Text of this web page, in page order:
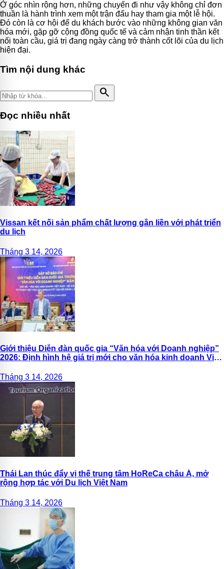
Ở góc nhìn rộng hơn, những chuyến đi như vậy không chỉ đơn
thuần là hành trình xem một trận đấu hay tham gia một lễ hội.
Đó còn là cơ hội để du khách bước vào những không gian văn
hóa mới, gặp gỡ cộng đồng quốc tế và cảm nhận tinh thần kết
nối toàn cầu, giá trị đang ngày càng trở thành cốt lõi của du lịch
hiện đại.
Tìm nội dung khác
search
Đọc nhiều nhất
Vissan kết nối sản phẩm chất lượng gắn liền với phát triển
du lịch
Tháng 3 14, 2026
Giới thiệu Diễn đàn quốc gia “Văn hóa với Doanh nghiệp”
2026: Định hình hệ giá trị mới cho văn hóa kinh doanh Việt
Tháng 3 14, 2026
Thái Lan thúc đẩy vị thế trung tâm HoReCa châu Á, mở
rộng hợp tác với Du lịch Việt Nam
Tháng 3 14, 2026